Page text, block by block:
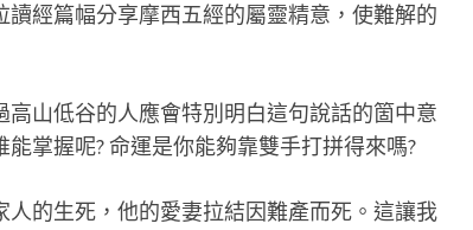
經篇幅分享摩西五經的屬靈精意，使難解的
山低谷的人應會特別明白這句說話的箇中意
掌握呢? 命運是你能夠靠雙手打拼得來嗎?
的生死，他的愛妻拉結因難產而死。這讓我